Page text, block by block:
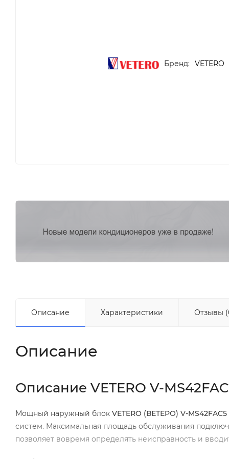
Бренд: VETERO
Описание Характеристики Отзывы
Описание
Описание VETERO V-
Мощный наружный блок VETERO (ВЕТЕРО) V-MS42FAC5
систем. Максимальная площадь обслуживания
позволяет вовремя определять неисправность и